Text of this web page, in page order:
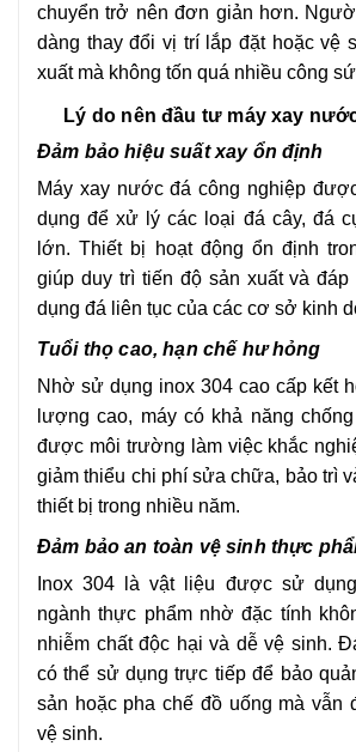
chuyển trở nên đơn giản hơn.
dàng thay đổi vị trí lắp đặt hoặc vệ
xuất mà không tốn quá nhiều công
Lý do nên đầu tư máy xay
Đảm bảo hiệu suất xay ổn định
Máy xay nước đá công nghiệp
dụng để xử lý các loại đá cây, đá
lớn. Thiết bị hoạt động ổn định
giúp duy trì tiến độ sản xuất và
dụng đá liên tục của các cơ sở kinh
Tuổi thọ cao, hạn chế hư hỏng
Nhờ sử dụng inox 304 cao cấp kết
lượng cao, máy có khả năng
được môi trường làm việc khắc
giảm thiểu chi phí sửa chữa, bảo trì
thiết bị trong nhiều năm.
Đảm bảo an toàn vệ sinh thực
Inox 304 là vật liệu được sử
ngành thực phẩm nhờ đặc tính
nhiễm chất độc hại và dễ vệ sinh.
có thể sử dụng trực tiếp để bảo
sản hoặc pha chế đồ uống mà vẫn
vệ sinh.